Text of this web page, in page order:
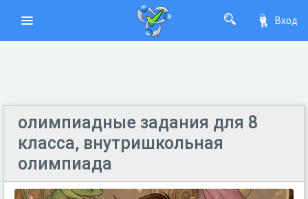
Вход
олимпиадные задания для 8
класса, внутришкольная
олимпиада